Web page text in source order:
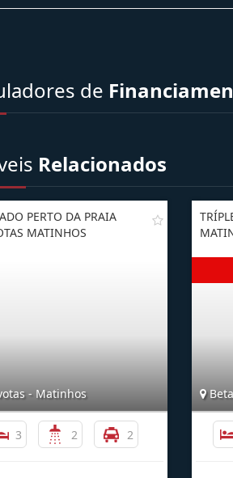
de
Relacionados
PERTO DA PRAIA
MATINHOS
- Matinhos
3 2 2